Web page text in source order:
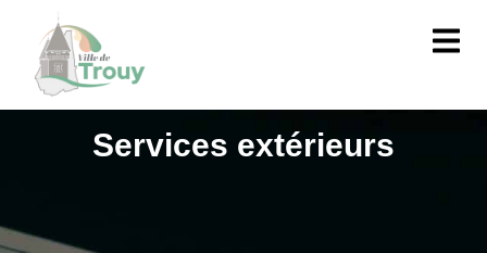
principal
Services extérieurs